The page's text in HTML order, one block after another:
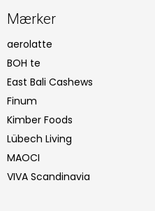
Mærker
aerolatte
BOH te
East Bali Cashews
Finum
Kimber Foods
Lübech Living
MAOCI
VIVA Scandinavia